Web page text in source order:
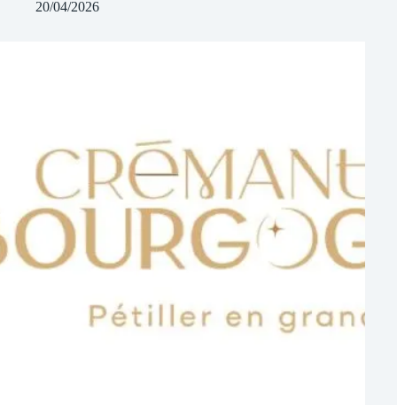
20/04/2026